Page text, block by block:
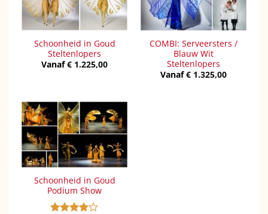
Schoonheid in Goud
Steltenlopers
Vanaf€ 1.225,00
COMBI: Serveersters /
Blauw Wit
Steltenlopers
Vanaf€ 1.325,00
Schoonheid in Goud
Podium Show